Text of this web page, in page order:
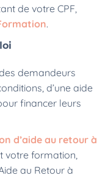
de votre CPF,
.
demandeurs
d’une aide
financer leurs
d’aide au retour à
votre formation,
au Retour à